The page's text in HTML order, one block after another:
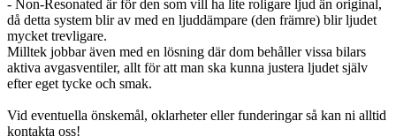
- Non-Resonated är för den som vill ha lite roligare ljud än original,
då detta system blir av med en ljuddämpare (den främre) blir ljudet
mycket trevligare.
Milltek jobbar även med en lösning där dom behåller vissa bilars
aktiva avgasventiler, allt för att man ska kunna justera ljudet själv
efter eget tycke och smak.
Vid eventuella önskemål, oklarheter eller funderingar så kan ni alltid
kontakta oss!